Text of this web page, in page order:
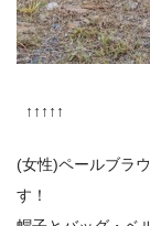
↑↑↑↑↑
(女性)ペールブラ
す！